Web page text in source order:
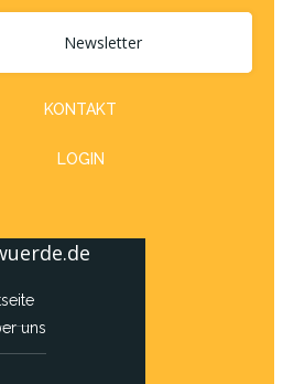
Newsletter
KONTAKT
LOGIN
uns